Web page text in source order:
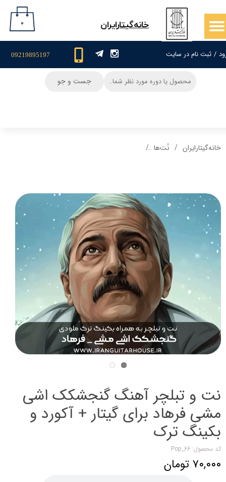
/ ثبت نام در سایت
حساب کاربری من
سفارشات
09219895197
​خانه‌گیتار‌ایران ۰
جست و جو
خانه‌گیتار‌ایران نُت‌ها
نت و تبلچر آهنگ گنجشکک اشی
مشی فرهاد برای گیتار + آکورد و
بکینگ ترک
کد محصول: Pop_66
۷۰,۰۰۰ تومان